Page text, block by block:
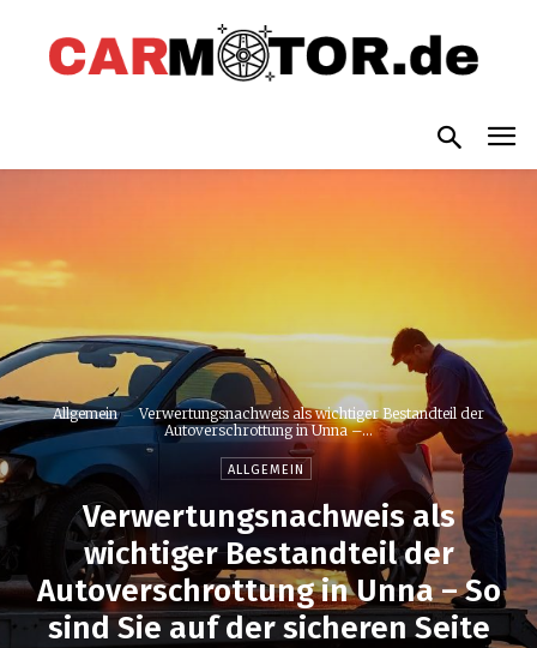
Allgemein
Verwertungsnachweis als wichtiger Bestandteil der
Autoverschrottung in Unna –...
ALLGEMEIN
Verwertungsnachweis als
wichtiger Bestandteil der
Autoverschrottung in Unna – So
sind Sie auf der sicheren Seite